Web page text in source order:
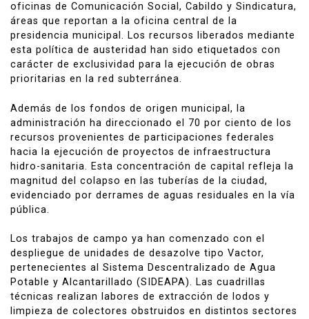
oficinas de Comunicación Social, Cabildo y Sindicatura,
áreas que reportan a la oficina central de la
presidencia municipal. Los recursos liberados mediante
esta política de austeridad han sido etiquetados con
carácter de exclusividad para la ejecución de obras
prioritarias en la red subterránea.
Además de los fondos de origen municipal, la
administración ha direccionado el 70 por ciento de los
recursos provenientes de participaciones federales
hacia la ejecución de proyectos de infraestructura
hidro-sanitaria. Esta concentración de capital refleja la
magnitud del colapso en las tuberías de la ciudad,
evidenciado por derrames de aguas residuales en la vía
pública.
Los trabajos de campo ya han comenzado con el
despliegue de unidades de desazolve tipo Vactor,
pertenecientes al Sistema Descentralizado de Agua
Potable y Alcantarillado (SIDEAPA). Las cuadrillas
técnicas realizan labores de extracción de lodos y
limpieza de colectores obstruidos en distintos sectores